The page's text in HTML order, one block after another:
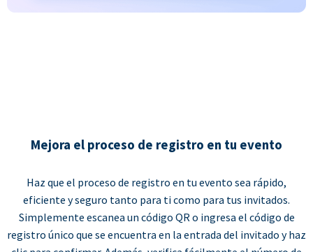
Mejora el proceso de registro en tu evento
Haz que el proceso de registro en tu evento sea rápido,
eficiente y seguro tanto para ti como para tus invitados.
Simplemente escanea un código QR o ingresa el código de
registro único que se encuentra en la entrada del invitado y haz